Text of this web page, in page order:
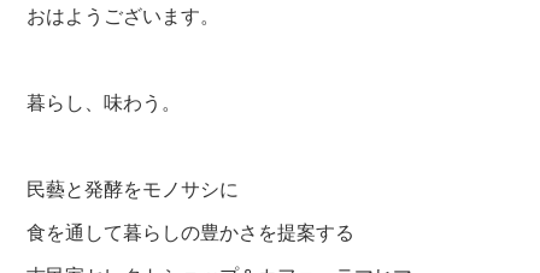
おはようございます。
暮らし、味わう。
民藝と発酵をモノサシに
食を通して暮らしの豊かさを提案する